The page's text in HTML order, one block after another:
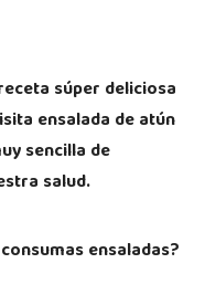
súper deliciosa
ensalada de atún
sencilla de
salud.
ensaladas?